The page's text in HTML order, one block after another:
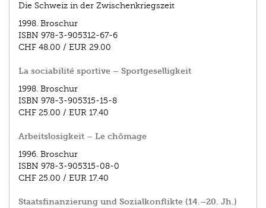
Die Schweiz in der Zwischenkriegszeit
1998. Broschur
ISBN 978-3-905312-67-6
CHF 48.00 / EUR 29.00
La sociabilité sportive – Sportgeselligkeit
1998. Broschur
ISBN 978-3-905315-15-8
CHF 25.00 / EUR 17.40
Arbeitslosigkeit – Le chômage
1996. Broschur
ISBN 978-3-905315-08-0
CHF 25.00 / EUR 17.40
Staatsfinanzierung und Sozialkonflikte (14.–20. Jh.)